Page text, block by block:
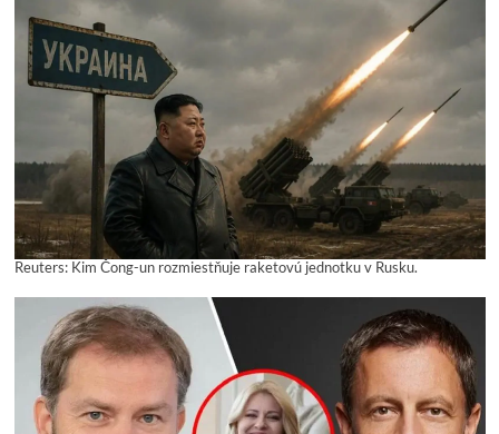
Reuters: Kim Čong-un rozmiestňuje raketovú jednotku v Rusku.